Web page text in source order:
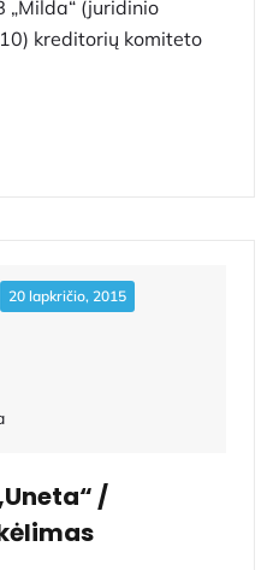
„Milda“ (juridinio
kreditorių komiteto
20 lapkričio, 2015
/